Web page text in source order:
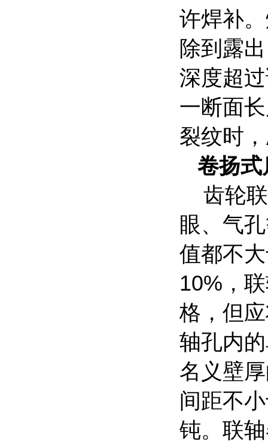
许焊补
除到露
深度超
一断面
裂纹时
卷扬式
齿轮联
眼、气
值都不
10%，
格，但
轴孔内
名义壁
间距不
钝。联